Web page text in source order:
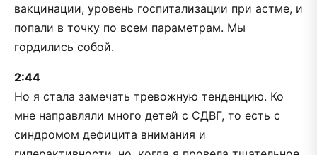
вакцинации, уровень госпитализации при астме, и
попали в точку по всем параметрам. Мы
гордились собой.
2:44
Но я стала замечать тревожную тенденцию. Ко
мне направляли много детей с СДВГ, то есть с
синдромом дефицита внимания и